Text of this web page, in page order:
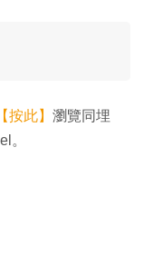
【按此】 瀏覽同埋
。